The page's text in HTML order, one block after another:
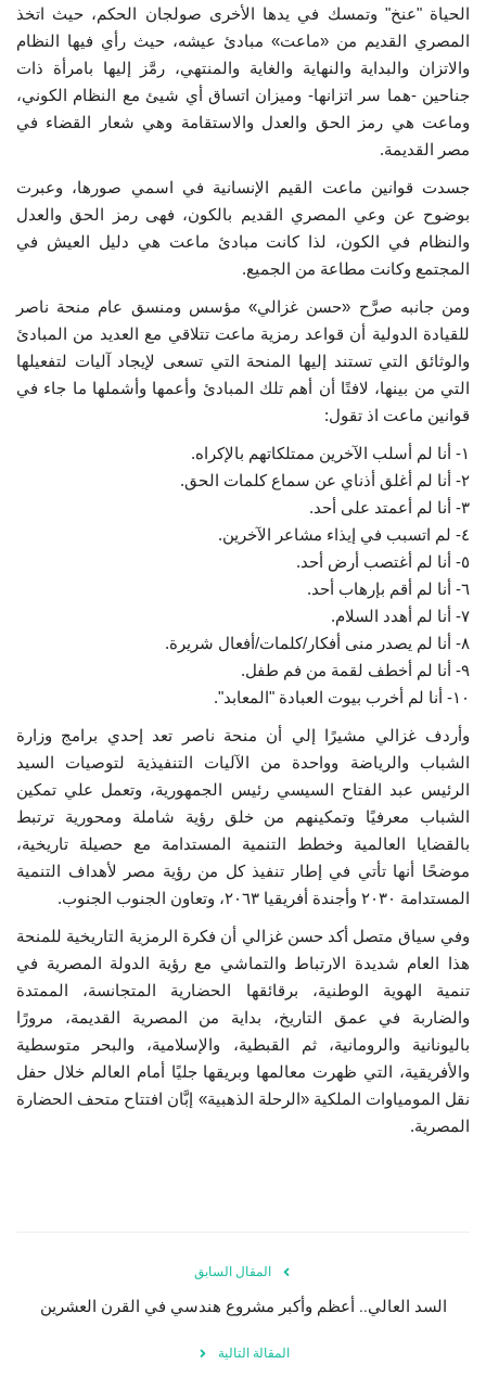
فرص
وثائق
الفيديوهات
الرعاة
الشركاء
Gallery
لغة
English
Swahili
French
Arabic
الحياة "عنخ" وتمسك في يدها الأخرى صولجان الحكم، حيث اتخذ
المصري القديم من «ماعت» مبادئ عيشه، حيث رأي فيها النظام
والاتزان والبداية والنهاية والغاية والمنتهي، رمَّز إليها بامرأة ذات
جناحين -هما سر اتزانها- وميزان اتساق أي شيئ مع النظام الكوني،
وماعت هي رمز الحق والعدل والاستقامة وهي شعار القضاء في
مصر القديمة.
جسدت قوانين ماعت القيم الإنسانية في اسمي صورها، وعبرت
بوضوح عن وعي المصري القديم بالكون، فهى رمز الحق والعدل
والنظام في الكون، لذا كانت مبادئ ماعت هي دليل العيش في
المجتمع وكانت مطاعة من الجميع.
ومن جانبه صرَّح «حسن غزالي» مؤسس ومنسق عام منحة ناصر
للقيادة الدولية أن قواعد رمزية ماعت تتلاقي مع العديد من المبادئ
والوثائق التي تستند إليها المنحة التي تسعى لإيجاد آليات لتفعيلها
التي من بينها، لافتًا أن أهم تلك المبادئ وأعمها وأشملها ما جاء في
قوانين ماعت اذ تقول:
١- أنا لم أسلب الآخرين ممتلكاتهم بالإكراه.
٢- أنا لم أغلق أذناي عن سماع كلمات الحق.
٣- أنا لم أعمتد على أحد.
٤- لم اتسبب في إيذاء مشاعر الآخرين.
٥- أنا لم أغتصب أرض أحد.
٦- أنا لم أقم بإرهاب أحد.
٧- أنا لم أهدد السلام.
٨- أنا لم يصدر منى أفكار/كلمات/أفعال شريرة.
٩- أنا لم أخطف لقمة من فم طفل.
١٠- أنا لم أخرب بيوت العبادة "المعابد".
وأردف غزالي مشيرًا إلي أن منحة ناصر تعد إحدي برامج وزارة
الشباب والرياضة وواحدة من الآليات التنفيذية لتوصيات السيد
الرئيس عبد الفتاح السيسي رئيس الجمهورية، وتعمل علي تمكين
الشباب معرفيًا وتمكينهم من خلق رؤية شاملة ومحورية ترتبط
بالقضايا العالمية وخطط التنمية المستدامة مع حصيلة تاريخية،
موضحًا أنها تأتي في إطار تنفيذ كل من رؤية مصر لأهداف التنمية
المستدامة ٢٠٣٠ وأجندة أفريقيا ٢٠٦٣، وتعاون الجنوب الجنوب.
وفي سياق متصل أكد حسن غزالي أن فكرة الرمزية التاريخية للمنحة
هذا العام شديدة الارتباط والتماشي مع رؤية الدولة المصرية في
تنمية الهوية الوطنية، برقائقها الحضارية المتجانسة، الممتدة
والضاربة في عمق التاريخ، بداية من المصرية القديمة، مرورًا
باليونانية والرومانية، ثم القبطية، والإسلامية، والبحر متوسطية
والأفريقية، التي ظهرت معالمها وبريقها جليًا أمام العالم خلال حفل
نقل المومياوات الملكية «الرحلة الذهبية» إبَّان افتتاح متحف الحضارة
المصرية.
المقال السابق
السد العالي.. أعظم وأكبر مشروع هندسي في القرن العشرين
المقالة التالية